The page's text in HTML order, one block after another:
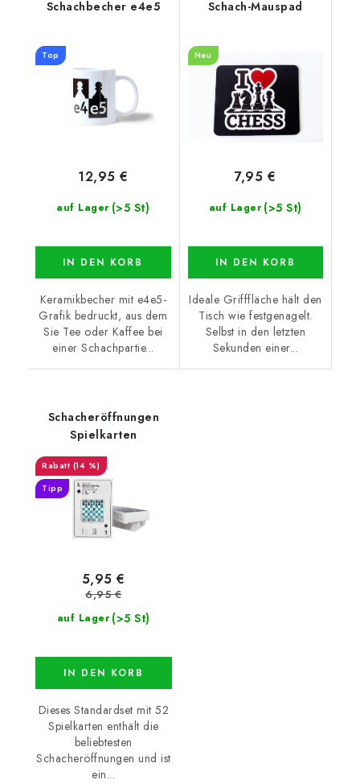
Schachbecher e4e5
Top
auf Lager (>5 St)
12,95 €
IN DEN KORB
Keramikbecher mit e4e5-
Grafik bedruckt, aus dem
Sie Tee oder Kaffee bei
einer Schachpartie...
Schach-Mauspad
Neu
auf Lager (>5 St)
7,95 €
IN DEN KORB
Ideale Grifffläche hält den
Tisch wie festgenagelt.
Selbst in den letzten
Sekunden einer...
Schacheröffnungen
Spielkarten
(14 %)
Tipp
auf Lager (>5 St)
5,95 €
6,95 €
IN DEN KORB
Dieses Standardset mit 52
Spielkarten enthält die
beliebtesten
Schacheröffnungen und ist
ein...